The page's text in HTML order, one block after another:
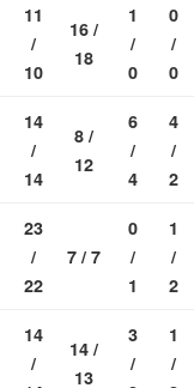
11
/
10
16 /
18
1
/
0
0
/
0
14
/
14
8 /
12
6
/
4
4
/
2
23
/
22
7 / 7
0
/
1
1
/
2
14
/
14 /
13
3
/
1
/